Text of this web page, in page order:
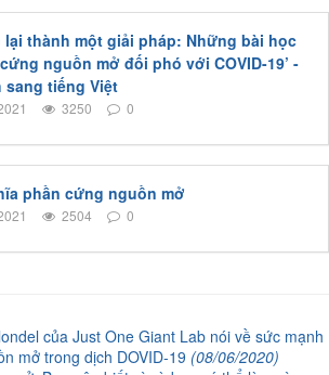
lại thành một giải pháp: Những bài học
nguồn mở đối phó với COVID-19’ -
sang tiếng Việt
3250 0
phần cứng nguồn mở
2504 0
của Just One Giant Lab nói về sức mạnh
mở trong dịch DOVID-19 (08/06/2020)